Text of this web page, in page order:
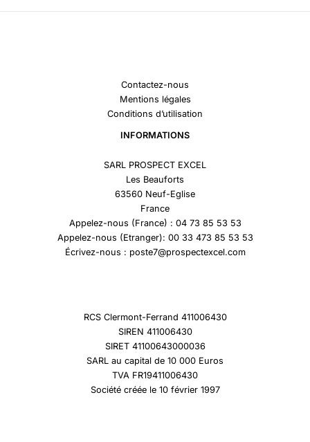
Contactez-nous
Mentions légales
Conditions d’utilisation
INFORMATIONS
SARL PROSPECT EXCEL
Les Beauforts
63560 Neuf-Eglise
France
Appelez-nous (France) : 04 73 85 53 53
Appelez-nous (Etranger): 00 33 473 85 53 53
Écrivez-nous : poste7@prospectexcel.com
RCS Clermont-Ferrand 411006430
SIREN 411006430
SIRET 41100643000036
SARL au capital de 10 000 Euros
TVA FR19411006430
Société créée le 10 février 1997